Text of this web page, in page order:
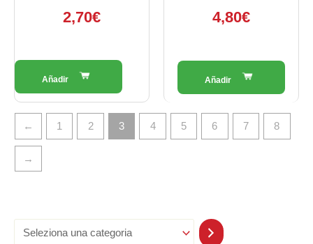
2,70€ 4,80€
← 1 2 3 4 5 6 7 8
→